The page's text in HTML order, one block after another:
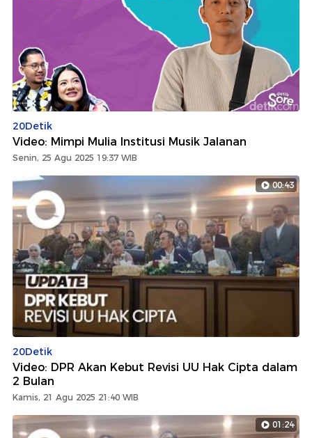
20Detik
Video: Mimpi Mulia Institusi Musik Jalanan
Senin, 25 Agu 2025 19:37 WIB
00:43
20Detik
Video: DPR Akan Kebut Revisi UU Hak Cipta dalam
2 Bulan
Kamis, 21 Agu 2025 21:40 WIB
01:24